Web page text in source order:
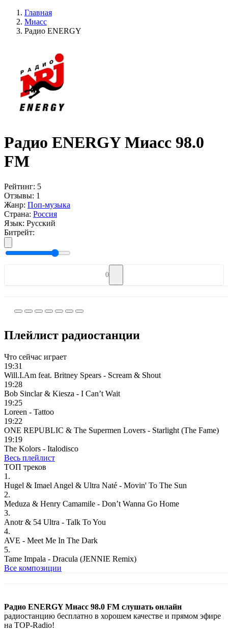
Главная
Миасс
Радио ENERGY
Радио ENERGY Миасс 98.0
FM
Рейтинг: 5
Отзывы: 1
Жанр: Поп-музыка
Страна: Россия
Язык: Русский
Битрейт:
0
Плейлист радиостанции
Что сейчас играет
19:31
Will.I.Am feat. Britney Spears - Scream & Shout
19:28
Bob Sinclar & Kiesza - I Can’t Wait
19:25
Loreen - Tattoo
19:22
ONE REPUBLIC & The Supermen Lovers - Starlight (The Fame)
19:19
The Kolors - Italodisco
Весь плейлист
ТОП треков
1.
Hugel & Imael Angel & Ultra Naté - Movin' To The Sun
2.
Meduza & Henry Camamile - Don’t Wanna Go Home
3.
Anotr & 54 Ultra - Talk To You
4.
AVE - Meet Me In The Dark
5.
Tame Impala - Dracula (JENNIE Remix)
Все композиции
Радио ENERGY Миасс 98.0 FM слушать онлайн
радиостанцию бесплатно в хорошем качестве и прямом эфире
на TOP-Radio!